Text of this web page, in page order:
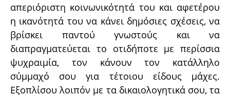
απεριόριστη κοινωνικότητά του και αφετέρου
η ικανότητά του να κάνει δημόσιες σχέσεις, να
βρίσκει παντού γνωστούς και να
διαπραγματεύεται το οτιδήποτε με περίσσια
ψυχραιμία, τον κάνουν τον κατάλληλο
σύμμαχό σου για τέτοιου είδους μάχες.
Εξοπλίσου λοιπόν με τα δικαιολογητικά σου, τα